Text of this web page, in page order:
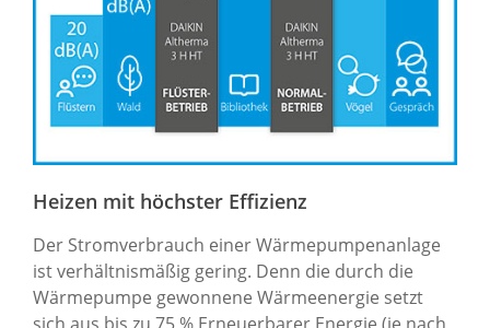
Heizen mit höchster Effizienz
Der Stromverbrauch einer Wärmepumpenanlage
ist verhältnismäßig gering. Denn die durch die
Wärmepumpe gewonnene Wärmeenergie setzt